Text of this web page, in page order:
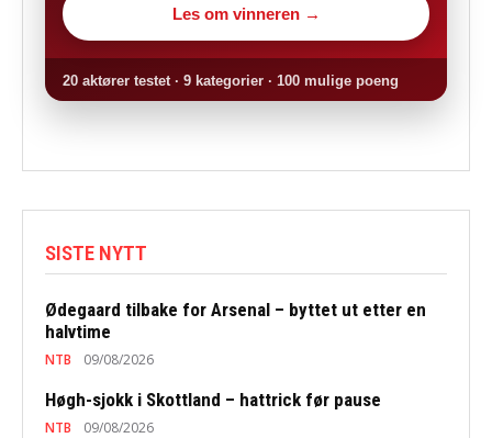
Les om vinneren →
20 aktører testet · 9 kategorier · 100 mulige poeng
SISTE NYTT
Ødegaard tilbake for Arsenal – byttet ut etter en
halvtime
NTB 09/08/2026
Høgh-sjokk i Skottland – hattrick før pause
NTB 09/08/2026